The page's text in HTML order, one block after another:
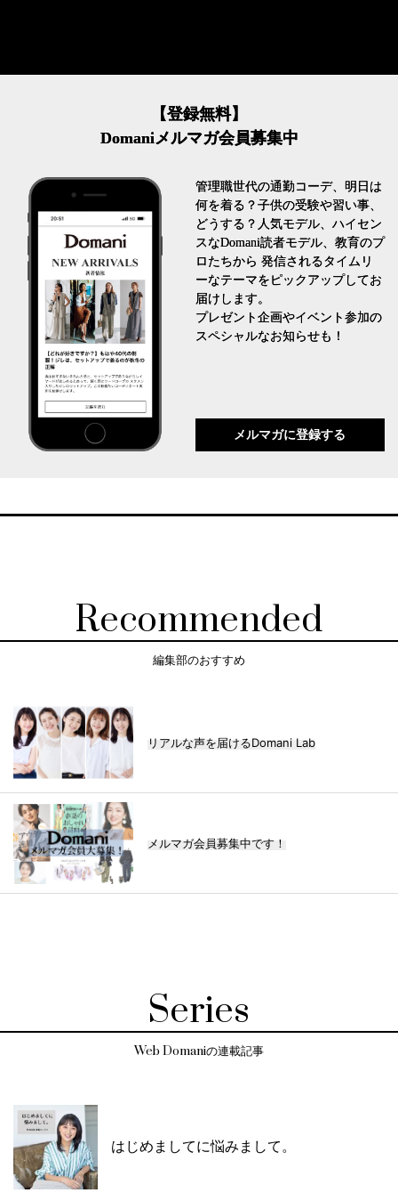
【登録無料】
Domaniメルマガ会員募集中
管理職世代の通勤コーデ、明日は
何を着る？子供の受験や習い事、
どうする？人気モデル、ハイセン
スなDomani読者モデル、教育のプ
ロたちから 発信されるタイムリ
ーなテーマをピックアップしてお
届けします。
プレゼント企画やイベント参加の
スペシャルなお知らせも！
メルマガに登録する
Recommended
編集部のおすすめ
リアルな声を届けるDomani Lab
メルマガ会員募集中です！
Series
Web Domaniの連載記事
はじめましてに悩みまして。